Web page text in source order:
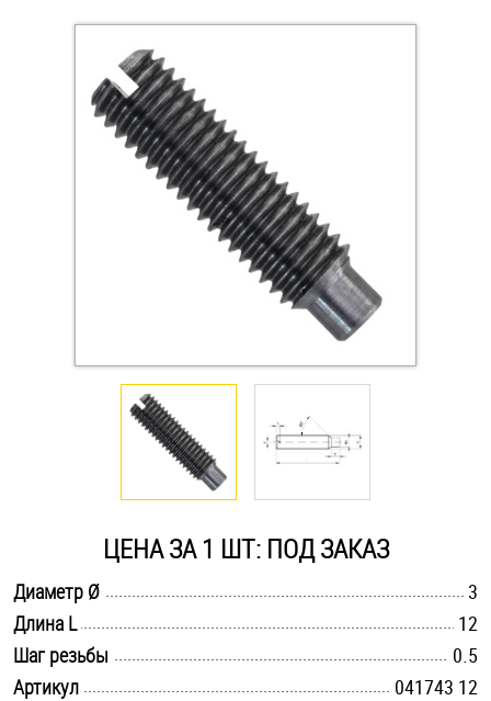
Заклепки (Гайки-Заклепки)
Инструмент
Крюки, кольца с метрической резьбой
Крюки, кольца с шурупной резьбой
Саморезы и шурупы
Стопорные кольца
Такелаж
Хомуты
ЦЕНА ЗА 1 ШТ: ПОД ЗАКАЗ
Диаметр Ø
3
Длина L
12
Шаг резьбы
0.5
Артикул
041743 12